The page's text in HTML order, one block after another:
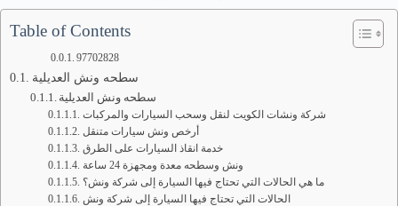
Table of Contents
97702828
سطحه ونش العديلية
سطحه ونش العديلية
شركة ونشات الكويت لنقل وسحب السيارات والمركبات
أرخص ونش سيارات متنقل
خدمة انقاذ السيارات على الطرق
ونش وسطحه معدة ومجهزة 24 ساعة
ما هي الحالات التي تحتاج فيها السيارة إلى شركة ونش؟
الحالات التي تحتاج فيها السيارة إلى شركة ونش